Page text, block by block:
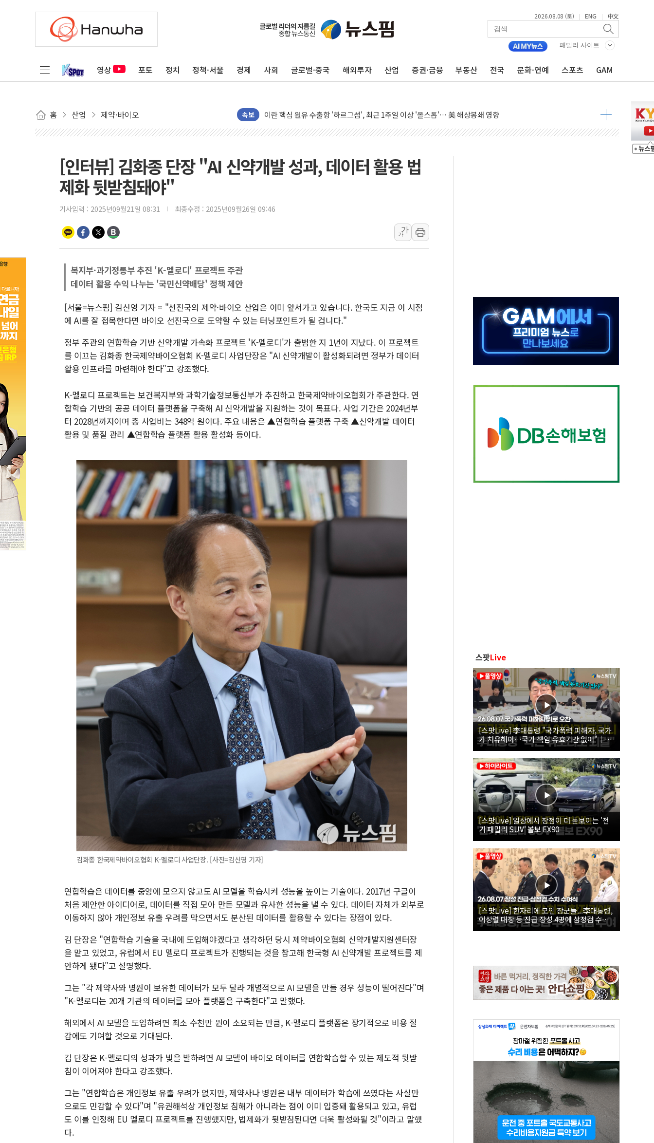
2026.08.08 (토) | ENG | 中文
패밀리 사이트
영상 포토 정치 정책·서울 경제 사회 글로벌·중국 해외투자 산업 증권·금융 부동산 전국 문화·연예 스포츠 GAM
홈 산업 제약·바이오 속보
유럽증시, 美 고용 예상 밖 부진에 연준 금리 인상 가능성 낮아지며 상승… STOXX 600 지수는 나흘 연속 최고치
미 연준 매파 기세 꺾이나…고용 감소에 9월 동결 전망 우세
트럼프, 백신·자폐증 행정명령 검토…"이르면 다음 주"
美 항소법원, 백악관 무도회장 공사 중단 명령…트럼프 제동
美 고용 쇼크에 엔화 장중 급등…시장은 "또 개입했나" 촉각
[AI MY 뉴스] 뉴욕 반도체주 프리뷰...美 고용 쇼크에 반도체주 '활짝'
[종합] 美 7월 고용 2만3000명 감소 '쇼크'…9월 금리 인상 기대 후퇴
[사진] 이슬람 수니파 3개국, 공동방위협정 체결
특정 정치인 측근 포항시 정책특보 내정설...포항시 '시끌'
李 "해남 태양광, 대한민국 다음 100년 밑거름…수도권 집중 완화 전환점"
이란와이어 "이란 최고지도자 위독…곧 사망해도 놀랍지 않아"
[인터뷰] 김화종 단장 "AI 신약개발 성과, 데이터 활용 법
제화 뒷받침돼야"
기사입력 : 2025년09월21일 08:31 최종수정 : 2025년09월26일 09:46
가
가
복지부·과기정통부 추진 'K-멜로디' 프로젝트 주관
데이터 활용 수익 나누는 '국민신약배당' 정책 제안
[서울=뉴스핌] 김신영 기자 = "선진국의 제약·바이오 산업은 이미 앞서가고 있습니다. 한국도 지금 이 시점
에 AI를 잘 접목한다면 바이오 선진국으로 도약할 수 있는 터닝포인트가 될 겁니다."
정부 주관의 연합학습 기반 신약개발 가속화 프로젝트 'K-멜로디'가 출범한 지 1년이 지났다. 이 프로젝트
를 이끄는 김화종 한국제약바이오협회 K-멜로디 사업단장은 "AI 신약개발이 활성화되려면 정부가 데이터
활용 인프라를 마련해야 한다"고 강조했다.
K-멜로디 프로젝트는 보건복지부와 과학기술정보통신부가 추진하고 한국제약바이오협회가 주관한다. 연
합학습 기반의 공공 데이터 플랫폼을 구축해 AI 신약개발을 지원하는 것이 목표다. 사업 기간은 2024년부
터 2028년까지이며 총 사업비는 348억 원이다. 주요 내용은 ▲연합학습 플랫폼 구축 ▲신약개발 데이터
활용 및 품질 관리 ▲연합학습 플랫폼 활용 활성화 등이다.
김화종 한국제약바이오협회 K-멜로디 사업단장. [사진=김신영 기자]
연합학습은 데이터를 중앙에 모으지 않고도 AI 모델을 학습시켜 성능을 높이는 기술이다. 2017년 구글이
처음 제안한 아이디어로, 데이터를 직접 모아 만든 모델과 유사한 성능을 낼 수 있다. 데이터 자체가 외부로
이동하지 않아 개인정보 유출 우려를 막으면서도 분산된 데이터를 활용할 수 있다는 장점이 있다.
김 단장은 "연합학습 기술을 국내에 도입해야겠다고 생각하던 당시 제약바이오협회 신약개발지원센터장
을 맡고 있었고, 유럽에서 EU 멜로디 프로젝트가 진행되는 것을 참고해 한국형 AI 신약개발 프로젝트를 제
안하게 됐다"고 설명했다.
그는 "각 제약사와 병원이 보유한 데이터가 모두 달라 개별적으로 AI 모델을 만들 경우 성능이 떨어진다"며
"K-멜로디는 20개 기관의 데이터를 모아 플랫폼을 구축한다"고 말했다.
해외에서 AI 모델을 도입하려면 최소 수천만 원이 소요되는 만큼, K-멜로디 플랫폼은 장기적으로 비용 절
감에도 기여할 것으로 기대된다.
김 단장은 K-멜로디의 성과가 빛을 발하려면 AI 모델이 바이오 데이터를 연합학습할 수 있는 제도적 뒷받
침이 이어져야 한다고 강조했다.
그는 "연합학습은 개인정보 유출 우려가 없지만, 제약사나 병원은 내부 데이터가 학습에 쓰였다는 사실만
으로도 민감할 수 있다"며 "유권해석상 개인정보 침해가 아니라는 점이 이미 입증돼 활용되고 있고, 유럽
도 이를 인정해 EU 멜로디 프로젝트를 진행했지만, 법제화가 뒷받침된다면 더욱 활성화될 것"이라고 말했
다.
스팟Live
[스팟Live] 李대통령 "국가폭력 피해자, 국가
가 치유해야…국가 책임 유효기간 없어"｜
26.08.07 국가폭력 피해자 위로 오찬
[스팟Live] 일상에서 장점이 더 돋보이는 '전
기 패밀리 SUV' 볼보 EX90
[스팟Live] 한자리에 모인 장군들...李대통령,
이상렬 대장 등 진급 장성 4명에 삼정검 수치
직접 수여｜26.08.07 장성 진급·삼정검 수치